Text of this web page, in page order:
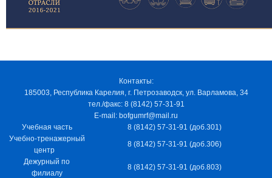
Контакты:
185003, Республика Карелия, г. Петрозаводск, ул. Варламова, 34
тел./факс: 8 (8142) 57-31-91
E-mail: bofgumrf@mail.ru
Учебная часть
8 (8142) 57-31-91 (доб.301)
Учебно-тренажерный
центр
8 (8142) 57-31-91 (доб.306)
Дежурный по
филиалу
8 (8142) 57-31-91 (доб.803)